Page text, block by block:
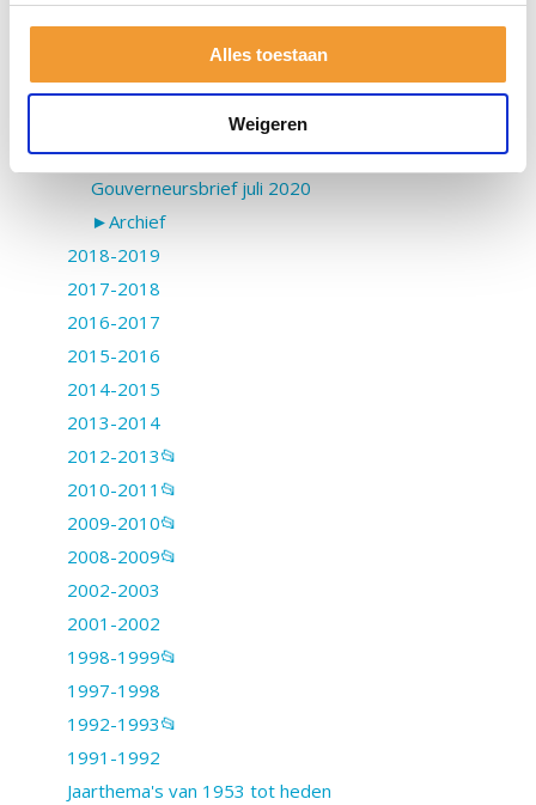
Alles toestaan
Weigeren
Gouverneursbrief december 2020
Gouverneursbrief november 2020
Gouverneursbrief oktober 2020
Gouverneursbrief september 2020
Gouverneursbrief augustus 2020
Gouverneursbrief juli 2020
►Archief
2018-2019
2017-2018
2016-2017
2015-2016
2014-2015
2013-2014
2012-2013📂
2010-2011📂
2009-2010📂
2008-2009📂
2002-2003
2001-2002
1998-1999📂
1997-1998
1992-1993📂
1991-1992
Jaarthema's van 1953 tot heden